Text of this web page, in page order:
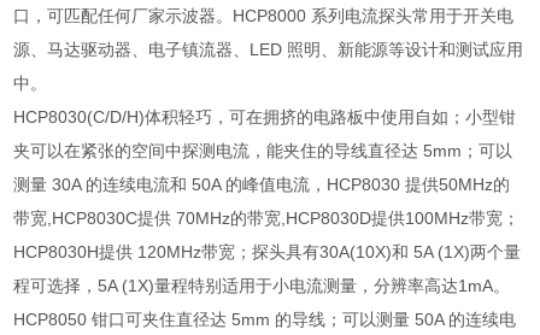
口，可匹配任何厂家示波器。 HCP8000 系列电流探头常用于开关电
源、马达驱动器、电子镇流器、 LED 照明、新能源等设计和测试应用
中。
HCP8030(C/D/H)体积轻巧，可在拥挤的电路板中使用自如；小型钳
夹可以在紧张的空间中探测电流，能夹住的导线直径达 5mm ；可以
测量 30A 的连续电流和 50A 的峰值电流， HCP8030提供50MHz的
带宽 ,HCP8030C提供 70MHz的带宽 ,HCP8030D提供100MHz带宽；
HCP8030H提供 120MHz带宽；探头具有30A(10X)和 5A (1X)两个量
程可选择，5A (1X)量程特别适用于小电流测量，分辨率高达1mA。
HCP8050钳口可夹住直径达 5mm 的导线；可以测量 50A 的连续电